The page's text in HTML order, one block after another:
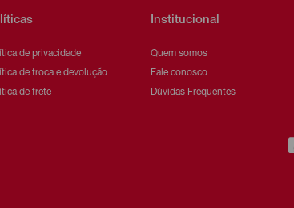
de privacidade
de troca e devolução
de frete
Institucional
Quem somos
Fale conosco
Dúvidas Frequentes